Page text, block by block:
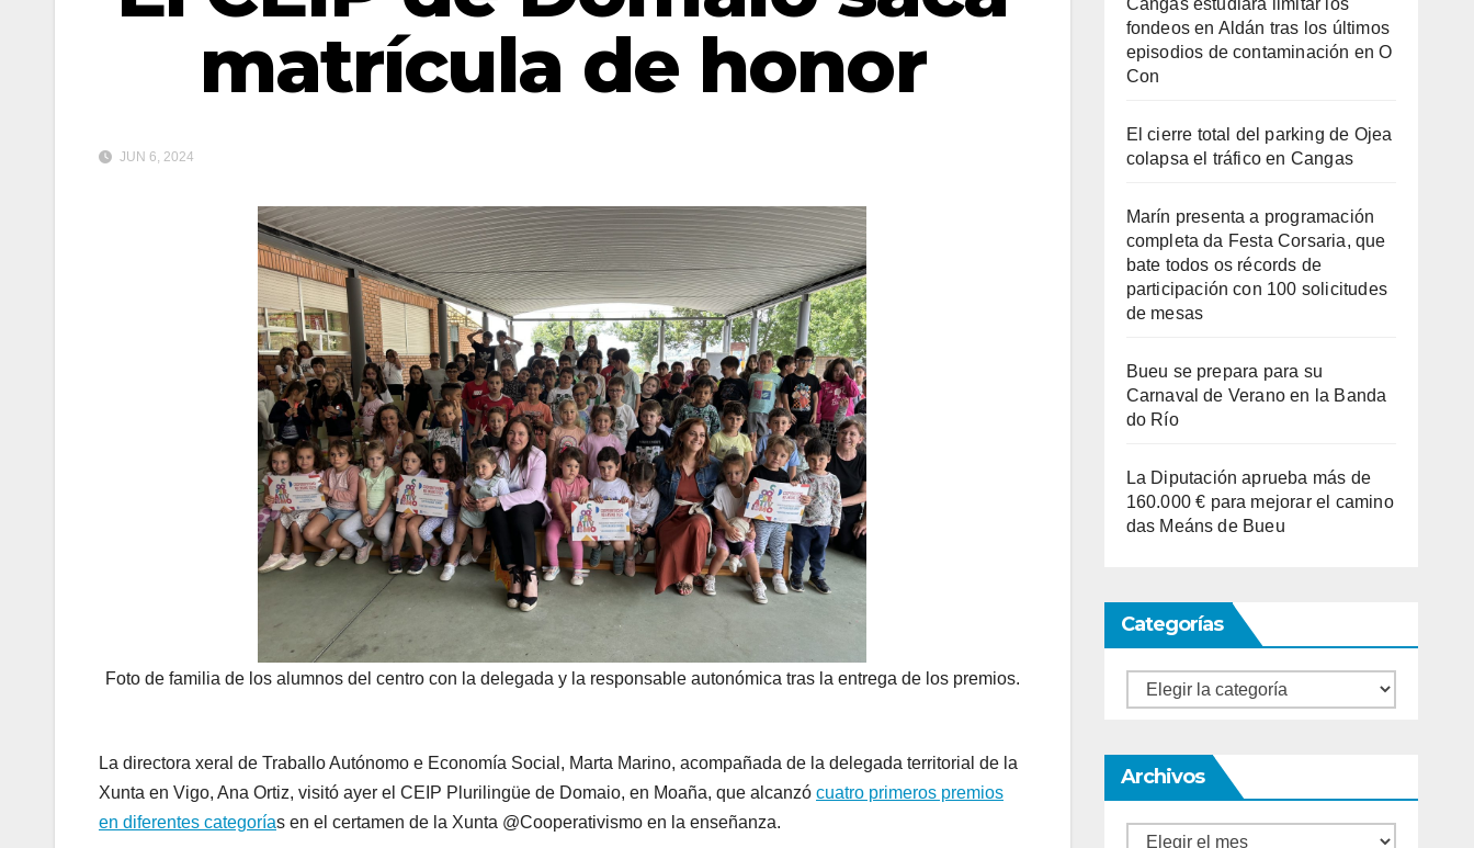
matrícula de honor
JUN 6, 2024
Foto de familia de los alumnos del centro con la delegada y la responsable autonómica tras la entrega de los premios.
La directora xeral de Traballo Autónomo e Economía Social, Marta Marino, acompañada de la delegada territorial de la
Xunta en Vigo, Ana Ortiz, visitó ayer el CEIP Plurilingüe de Domaio, en Moaña, que alcanzó cuatro primeros premios
en diferentes categorías en el certamen de la Xunta @Cooperativismo en la enseñanza.
fondeos en Aldán tras los últimos
episodios de contaminación en O
Con
El cierre total del parking de Ojea
colapsa el tráfico en Cangas
Marín presenta a programación
completa da Festa Corsaria, que
bate todos os récords de
participación con 100 solicitudes
de mesas
Bueu se prepara para su
Carnaval de Verano en la Banda
do Río
La Diputación aprueba más de
160.000 € para mejorar el camino
das Meáns de Bueu
Categorías
Categorías
Archivos
Archivos